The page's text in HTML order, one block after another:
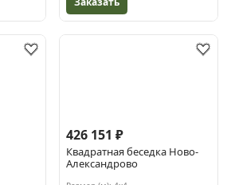
426 151 ₽
Квадратная беседка Ново-
Александрово